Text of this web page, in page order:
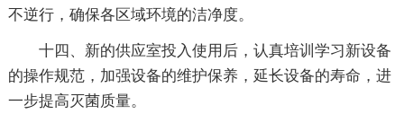
不逆行，确保各区域环境的洁净度。
十四、新的供应室投入使用后，认真培训学习新设备
的操作规范，加强设备的维护保养，延长设备的寿命，进
一步提高灭菌质量。